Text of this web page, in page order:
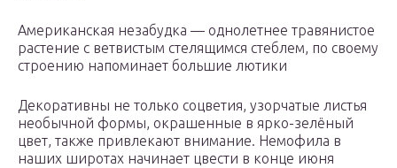
Американская незабудка — однолетнее травянистое
растение с ветвистым стелящимся стеблем, по своему
строению напоминает большие лютики
Декоративны не только соцветия, узорчатые листья
необычной формы, окрашенные в ярко-зелёный
цвет, также привлекают внимание. Немофила в
наших широтах начинает цвести в конце июня